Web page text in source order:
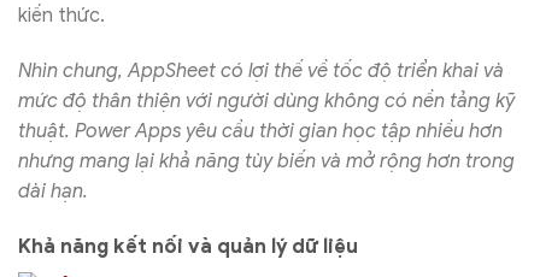
kiến thức.
Nhìn chung, AppSheet có lợi thế về tốc độ triển khai và
mức độ thân thiện với người dùng không có nền tảng kỹ
thuật. Power Apps yêu cầu thời gian học tập nhiều hơn
nhưng mang lại khả năng tùy biến và mở rộng hơn trong
dài hạn.
Khả năng kết nối và quản lý dữ liệu